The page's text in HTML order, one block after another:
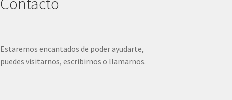
Contacto
Estaremos encantados de poder ayudarte,
puedes visitarnos, escribirnos o llamarnos.